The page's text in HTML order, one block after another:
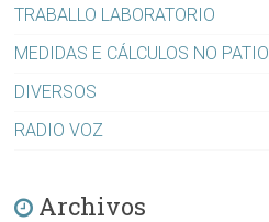
TRABALLO LABORATORIO
MEDIDAS E CÁLCULOS NO PATIO
DIVERSOS
RADIO VOZ
Archivos